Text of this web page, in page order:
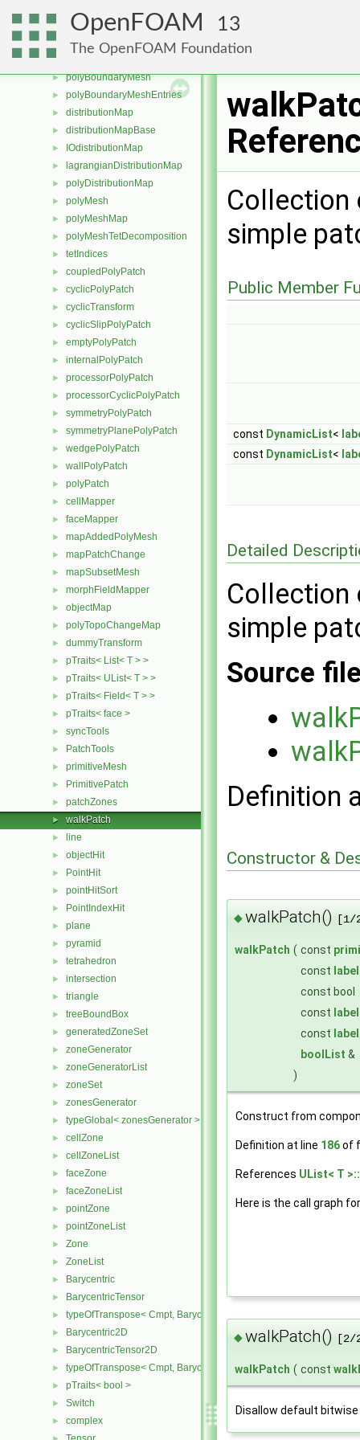
OpenFOAM 13
The OpenFOAM Foundation
► optionalCpuLoad
► cpuLoad
►
► polyBoundaryMesh
► polyBoundaryMeshEntries
► distributionMap
► distributionMapBase
► IOdistributionMap
► lagrangianDistributionMap
► polyDistributionMap
► polyMesh
► polyMeshMap
► polyMeshTetDecomposition
► tetIndices
► coupledPolyPatch
► cyclicPolyPatch
► cyclicTransform
► cyclicSlipPolyPatch
► emptyPolyPatch
► internalPolyPatch
► processorPolyPatch
► processorCyclicPolyPatch
► symmetryPolyPatch
► symmetryPlanePolyPatch
► wedgePolyPatch
► wallPolyPatch
► polyPatch
► cellMapper
► faceMapper
► mapAddedPolyMesh
► mapPatchChange
► mapSubsetMesh
► morphFieldMapper
► objectMap
► polyTopoChangeMap
► dummyTransform
► pTraits< List< T > >
► pTraits< UList< T > >
► pTraits< Field< T > >
► pTraits< face >
► syncTools
► PatchTools
► primitiveMesh
► PrimitivePatch
► patchZones
► walkPatch
► line
► objectHit
► PointHit
► pointHitSort
► PointIndexHit
► plane
► pyramid
► tetrahedron
► intersection
► triangle
► treeBoundBox
► generatedZoneSet
► zoneGenerator
► zoneGeneratorList
► zoneSet
► zonesGenerator
► typeGlobal< zonesGenerator >
► cellZone
► cellZoneList
► faceZone
► faceZoneList
► pointZone
► pointZoneList
► Zone
► ZoneList
► Barycentric
► BarycentricTensor
► typeOfTranspose< Cmpt, BarycentricTensor< Cmpt > >
► Barycentric2D
► BarycentricTensor2D
► typeOfTranspose< Cmpt, BarycentricTensor2D< Cmpt > >
► pTraits< bool >
► Switch
► complex
simple
Public Member
const DynamicList<
const DynamicList<
Detailed
simple
Source
Definition
Constructor &
◆walkPatch() [1/
walkPatch ( const
const
const bool
const label
const label
boolList &
)
Construct from
Definition at line 186of
References UList< T
Here is the call graph
◆walkPatch() [2/
walkPatch ( const
Disallow default